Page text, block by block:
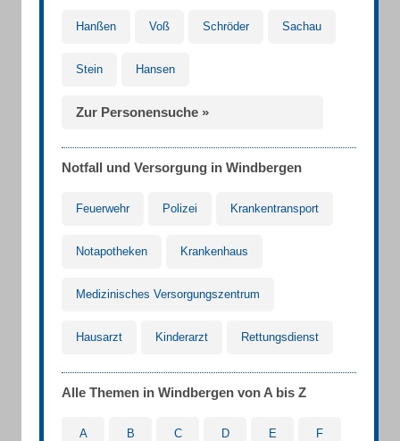
Hanßen Voß Schröder Sachau
Stein Hansen
Zur Personensuche »
Notfall und Versorgung in Windbergen
Feuerwehr Polizei Krankentransport
Notapotheken Krankenhaus
Medizinisches Versorgungszentrum
Hausarzt Kinderarzt Rettungsdienst
Alle Themen in Windbergen von A bis Z
A B C D E F